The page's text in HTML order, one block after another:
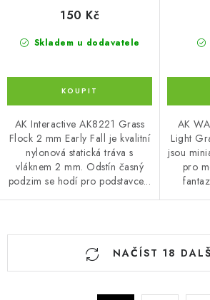
Skladem u dodavatele
150 Kč
AK Interactive AK8221 Grass
Flock 2 mm Early Fall je kvalitní
nylonová statická tráva s
vláknem 2 mm. Odstín časný
podzim se hodí pro podstavce...
AK
Light
jsou
pro
NAČÍST 18